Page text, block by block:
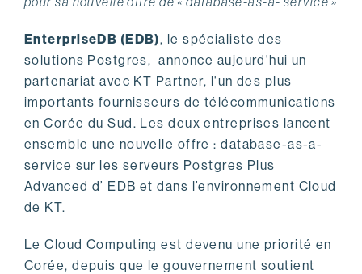
EnterpriseDB (EDB), le spécialiste des
solutions Postgres, annonce aujourd'hui un
partenariat avec KT Partner, l'un des plus
importants fournisseurs de télécommunications
en Corée du Sud. Les deux entreprises lancent
ensemble une nouvelle offre : database-as-a-
service sur les serveurs Postgres Plus
Advanced d’ EDB et dans l’environnement Cloud
de KT.
Le Cloud Computing est devenu une priorité en
Corée, depuis que le gouvernement soutient